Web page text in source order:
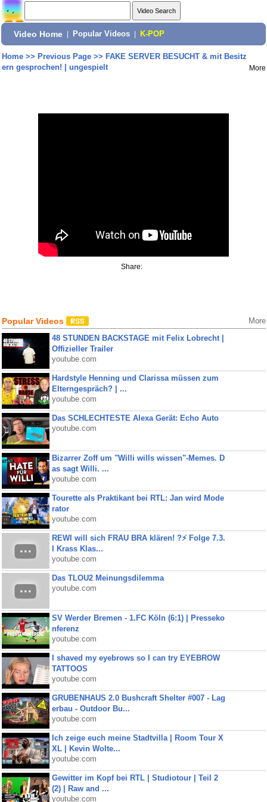
Video Home Popular Videos K-POP
Home>> Previous Page>> FAKE SERVER BESUCHT & mit Besitz
ern gesprochen! | ungespielt
More
Share:
Popular Videos More
48 STUNDEN BACKSTAGE mit Felix Lobrecht |
Offizieller Trailer
youtube.com
Hardstyle Henning und Clarissa müssen zum
Elterngespräch? | ...
youtube.com
Das SCHLECHTESTE Alexa Gerät: Echo Auto
youtube.com
Bizarrer Zoff um "Willi wills wissen"-Memes. D
as sagt Willi. ...
youtube.com
Tourette als Praktikant bei RTL: Jan wird Mode
rator
youtube.com
REWI will sich FRAU BRA klären! ?⚡️ Folge 7.3.
I Krass Klas...
youtube.com
Das TLOU2 Meinungsdilemma
youtube.com
SV Werder Bremen - 1.FC Köln (6:1) | Presseko
nferenz
youtube.com
I shaved my eyebrows so I can try EYEBROW
TATTOOS
youtube.com
GRUBENHAUS 2.0 Bushcraft Shelter #007 - Lag
erbau - Outdoor Bu...
youtube.com
Ich zeige euch meine Stadtvilla | Room Tour X
XL | Kevin Wolte...
youtube.com
Gewitter im Kopf bei RTL | Studiotour | Teil 2
(2) | Raw and ...
youtube.com